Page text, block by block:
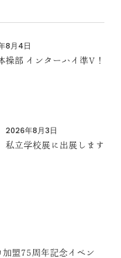
8月4日
操部 インターハイ準V！
2026年8月3日
私立学校展に出展します
加盟75周年記念イベン